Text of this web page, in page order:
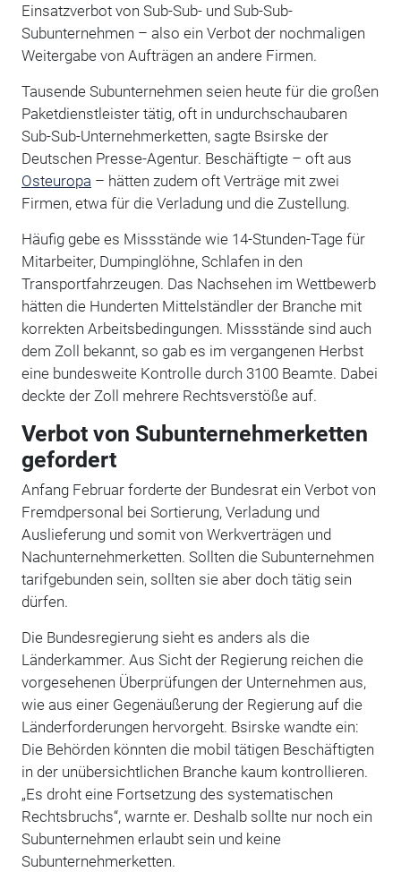
Einsatzverbot von Sub-Sub- und Sub-Sub-
Subunternehmen – also ein Verbot der nochmaligen
Weitergabe von Aufträgen an andere Firmen.
Tausende Subunternehmen seien heute für die großen
Paketdienstleister tätig, oft in undurchschaubaren
Sub-Sub-Unternehmerketten, sagte Bsirske der
Deutschen Presse-Agentur. Beschäftigte – oft aus
Osteuropa – hätten zudem oft Verträge mit zwei
Firmen, etwa für die Verladung und die Zustellung.
Häufig gebe es Missstände wie 14-Stunden-Tage für
Mitarbeiter, Dumpinglöhne, Schlafen in den
Transportfahrzeugen. Das Nachsehen im Wettbewerb
hätten die Hunderten Mittelständler der Branche mit
korrekten Arbeitsbedingungen. Missstände sind auch
dem Zoll bekannt, so gab es im vergangenen Herbst
eine bundesweite Kontrolle durch 3100 Beamte. Dabei
deckte der Zoll mehrere Rechtsverstöße auf.
Verbot von Subunternehmerketten
gefordert
Anfang Februar forderte der Bundesrat ein Verbot von
Fremdpersonal bei Sortierung, Verladung und
Auslieferung und somit von Werkverträgen und
Nachunternehmerketten. Sollten die Subunternehmen
tarifgebunden sein, sollten sie aber doch tätig sein
dürfen.
Die Bundesregierung sieht es anders als die
Länderkammer. Aus Sicht der Regierung reichen die
vorgesehenen Überprüfungen der Unternehmen aus,
wie aus einer Gegenäußerung der Regierung auf die
Länderforderungen hervorgeht. Bsirske wandte ein:
Die Behörden könnten die mobil tätigen Beschäftigten
in der unübersichtlichen Branche kaum kontrollieren.
„Es droht eine Fortsetzung des systematischen
Rechtsbruchs“, warnte er. Deshalb sollte nur noch ein
Subunternehmen erlaubt sein und keine
Subunternehmerketten.